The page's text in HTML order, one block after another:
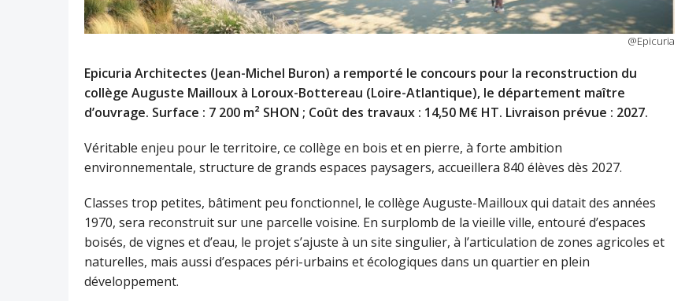
@Epicuria
Epicuria Architectes (Jean-Michel Buron) a remporté le concours pour la reconstruction du
collège Auguste Mailloux à Loroux-Bottereau (Loire-Atlantique), le département maître
d’ouvrage. Surface : 7 200 m² SHON ; Coût des travaux : 14,50 M€ HT. Livraison prévue : 2027.
Véritable enjeu pour le territoire, ce collège en bois et en pierre, à forte ambition
environnementale, structure de grands espaces paysagers, accueillera 840 élèves dès 2027.
Classes trop petites, bâtiment peu fonctionnel, le collège Auguste-Mailloux qui datait des années
1970, sera reconstruit sur une parcelle voisine. En surplomb de la vieille ville, entouré d’espaces
boisés, de vignes et d’eau, le projet s’ajuste à un site singulier, à l’articulation de zones agricoles et
naturelles, mais aussi d’espaces péri-urbains et écologiques dans un quartier en plein
développement.